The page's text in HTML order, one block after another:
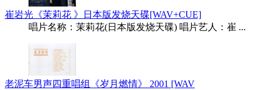
崔岩光《茉莉花 》日本版发烧天碟[WAV+CUE]
唱片名称：茉莉花(日本版发烧天碟) 唱片艺人：崔 ...
老泥车男声四重唱组《岁月燃情》 2001 [WAV